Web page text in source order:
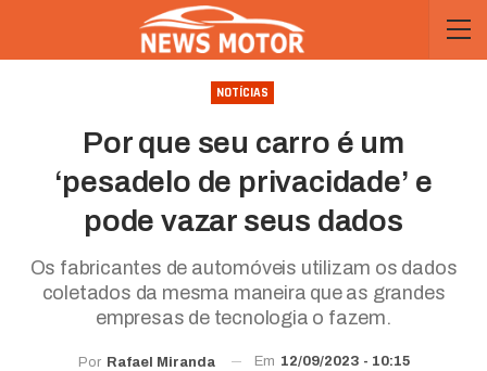
NOTÍCIAS
Por que seu carro é um
‘pesadelo de privacidade’ e
pode vazar seus dados
Os fabricantes de automóveis utilizam os dados
coletados da mesma maneira que as grandes
empresas de tecnologia o fazem.
Por Rafael Miranda Em 12/09/2023 - 10:15